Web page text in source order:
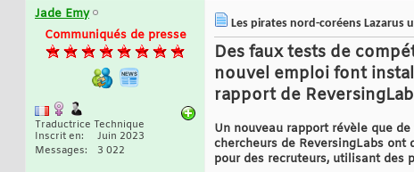
Jade Emy
Communiqués de presse
Traductrice Technique
Inscrit en
Juin 2023
Messages
3 022
Les pirates nord-coréens Lazarus
Des faux tests de
nouvel emploi font
rapport de
Un nouveau rapport révèle que
chercheurs de ReversingLabs
pour des recruteurs, utilisant des